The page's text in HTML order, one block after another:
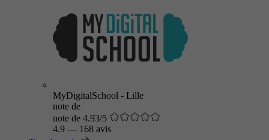
MyDigitalSchool - Lille
note de
note de 4.93/5
4.9 — 168 avis